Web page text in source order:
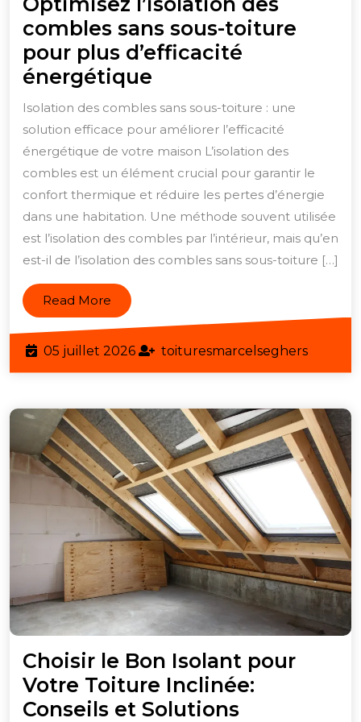
combles sans sous-toiture
pour plus d’efficacité
énergétique
l’isolation
des
combles
sans
sous-
toiture
pour
plus
énergétique
Isolation des combles sans sous-toiture : une
solution efficace pour améliorer l’efficacité
énergétique de votre maison L’isolation des
combles est un élément crucial pour garantir le
confort thermique et réduire les pertes d’énergie
dans une habitation. Une méthode souvent utilisée
est l’isolation des combles par l’intérieur, mais qu’en
est-il de l’isolation des combles sans sous-toiture […]
Read More Read
More
05 juillet 202605
juillet
toituresmarcelseghers
Choisir le Bon Isolant pour
Votre Toiture Inclinée:
Conseils et SolutionsChoisir